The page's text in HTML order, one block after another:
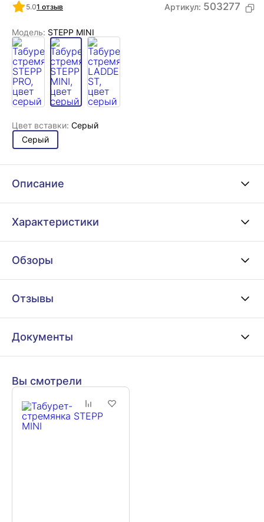
5.01 отзыв Артикул: 503277
Модель: STEPP MINI
Цвет вставки: Серый
Серый
Описание
Характеристики
Обзоры
Отзывы
Документы
Вы смотрели